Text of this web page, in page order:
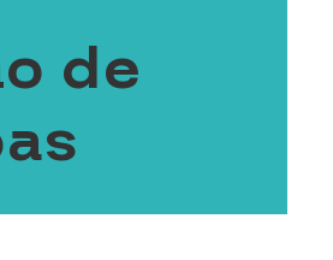
de